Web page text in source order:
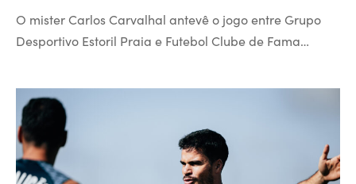
O mister Carlos Carvalhal antevê o jogo entre Grupo
Desportivo Estoril Praia e Futebol Clube de Fama…